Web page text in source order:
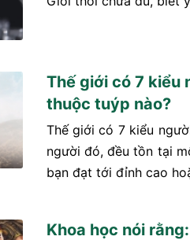
Thế giới có 7 kiểu
thuộc tuýp nào?
Thế giới có 7 kiểu
người đó, đều tồn tại
bạn đạt tới đỉnh cao
Khoa học nói